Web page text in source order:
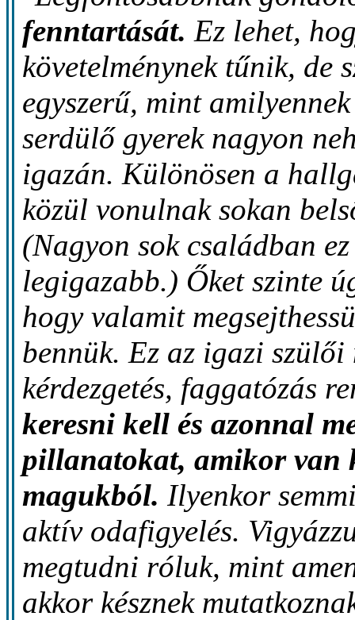
fenntartását. Ez lehet,
követelménynek tűnik, de
egyszerű, mint
serdülő gyerek nagyon
igazán. Különösen a
közül vonulnak sokan
(Nagyon sok családban
legigazabb.) Őket szinte
hogy valamit
bennük. Ez az igazi
kérdezgetés, faggatózás
keresni kell és azonnal
pillanatokat, amikor van
magukból. Ilyenkor
aktív odafigyelés.
megtudni róluk, mint
akkor késznek